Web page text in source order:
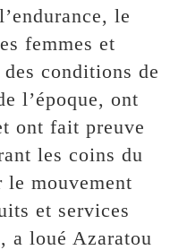
le
femmes et
conditions de
l’époque, ont
ont fait preuve
les coins du
le mouvement
et services
a loué Azaratou